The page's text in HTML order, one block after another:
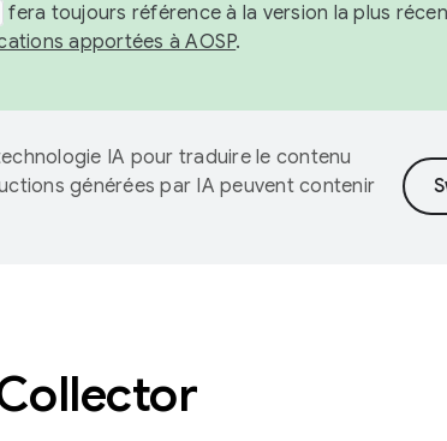
fera toujours référence à la version la plus
apportées à AOSP.
IA pour traduire le contenu
générées par IA peuvent contenir